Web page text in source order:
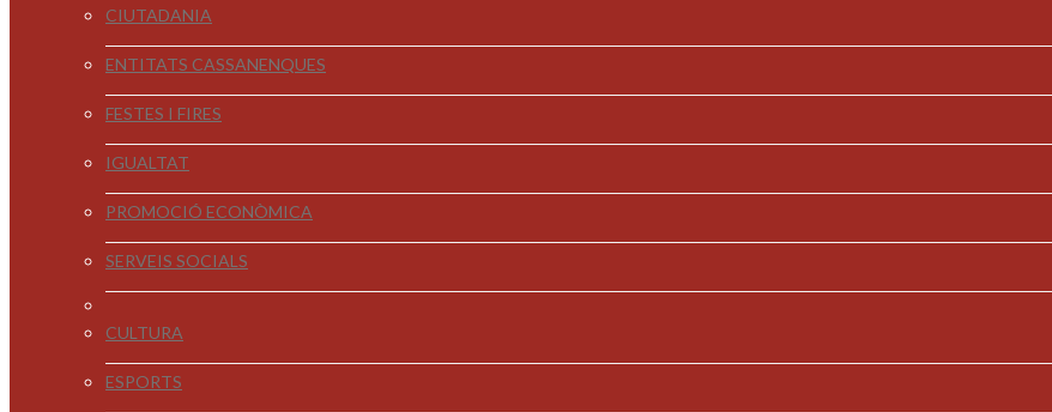
CIUTADANIA
ENTITATS CASSANENQUES
FESTES I FIRES
IGUALTAT
PROMOCIÓ ECONÒMICA
SERVEIS SOCIALS
CULTURA
ESPORTS